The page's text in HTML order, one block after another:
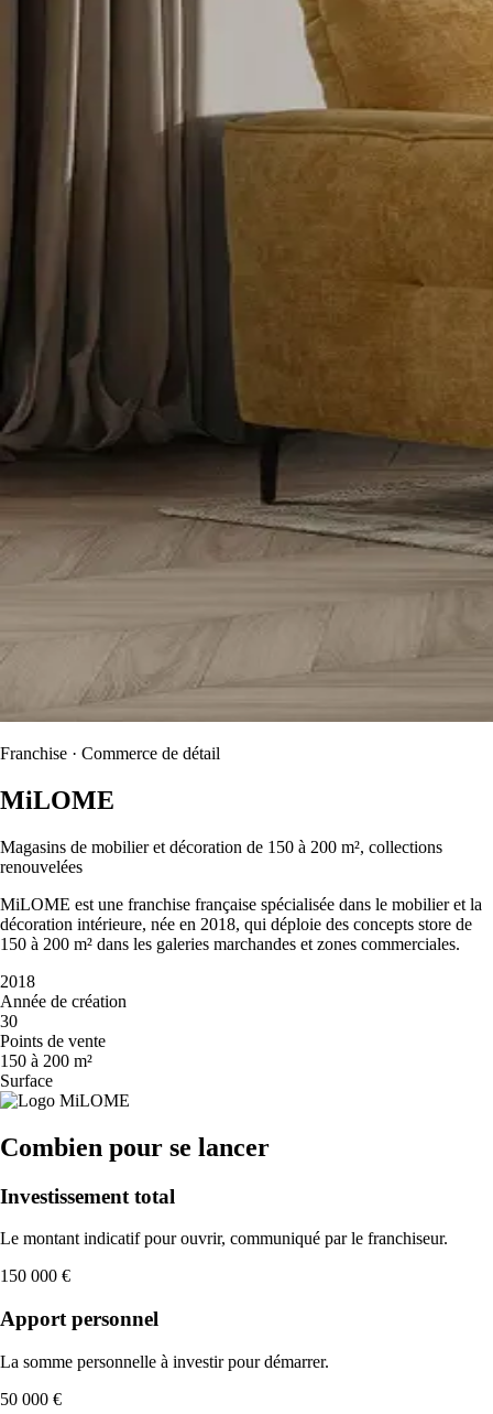
Franchise · Commerce de détail
MiLOME
Magasins de mobilier et décoration de 150 à 200 m², collections
renouvelées
MiLOME est une franchise française spécialisée dans le mobilier et la
décoration intérieure, née en 2018, qui déploie des concepts store de
150 à 200 m² dans les galeries marchandes et zones commerciales.
2018
Année de création
30
Points de vente
150 à 200 m²
Surface
Combien pour se lancer
Investissement total
Le montant indicatif pour ouvrir, communiqué par le franchiseur.
150 000 €
Apport personnel
La somme personnelle à investir pour démarrer.
50 000 €